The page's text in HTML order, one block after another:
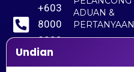
+603
8000
8000
+603
ADUAN &
PERTANYAAN
Undian